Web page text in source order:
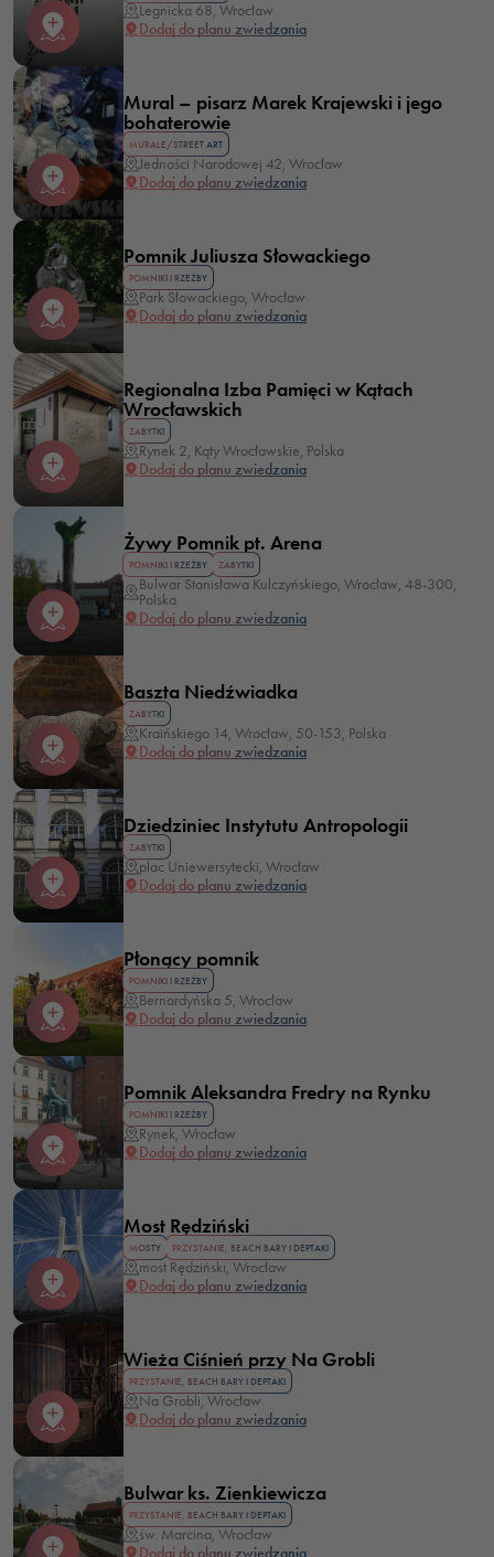
Legnicka 68, Wrocław
Dodaj do planu zwiedzania
Mural – pisarz Marek Krajewski i jego
bohaterowie
MURALE/STREET ART
Jedności Narodowej 42, Wrocław
Dodaj do planu zwiedzania
Pomnik Juliusza Słowackiego
POMNIKI I RZEŹBY
Park Słowackiego, Wrocław
Dodaj do planu zwiedzania
Regionalna Izba Pamięci w Kątach
Wrocławskich
ZABYTKI
Rynek 2, Kąty Wrocławskie, Polska
Dodaj do planu zwiedzania
Żywy Pomnik pt. Arena
POMNIKI I RZEŹBY ZABYTKI
Bulwar Stanisława Kulczyńskiego, Wrocław, 48-300,
Polska
Dodaj do planu zwiedzania
Baszta Niedźwiadka
ZABYTKI
Kraińskiego 14, Wrocław, 50-153, Polska
Dodaj do planu zwiedzania
Dziedziniec Instytutu Antropologii
ZABYTKI
plac Uniewersytecki, Wrocław
Dodaj do planu zwiedzania
Płonący pomnik
POMNIKI I RZEŹBY
Bernardyńska 5, Wrocław
Dodaj do planu zwiedzania
Pomnik Aleksandra Fredry na Rynku
POMNIKI I RZEŹBY
Rynek, Wrocław
Dodaj do planu zwiedzania
Most Rędziński
MOSTY PRZYSTANIE, BEACH BARY I DEPTAKI
most Rędziński, Wrocław
Dodaj do planu zwiedzania
Wieża Ciśnień przy Na Grobli
PRZYSTANIE, BEACH BARY I DEPTAKI
Na Grobli, Wrocław
Dodaj do planu zwiedzania
Bulwar ks. Zienkiewicza
PRZYSTANIE, BEACH BARY I DEPTAKI
św. Marcina, Wrocław